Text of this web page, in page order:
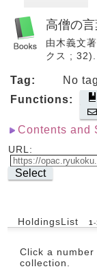
高僧の
由木義文
クス ;
Tag:
No
Functions:
Contents and
URL:
Select
HoldingsList 1 -
Click a
collection.